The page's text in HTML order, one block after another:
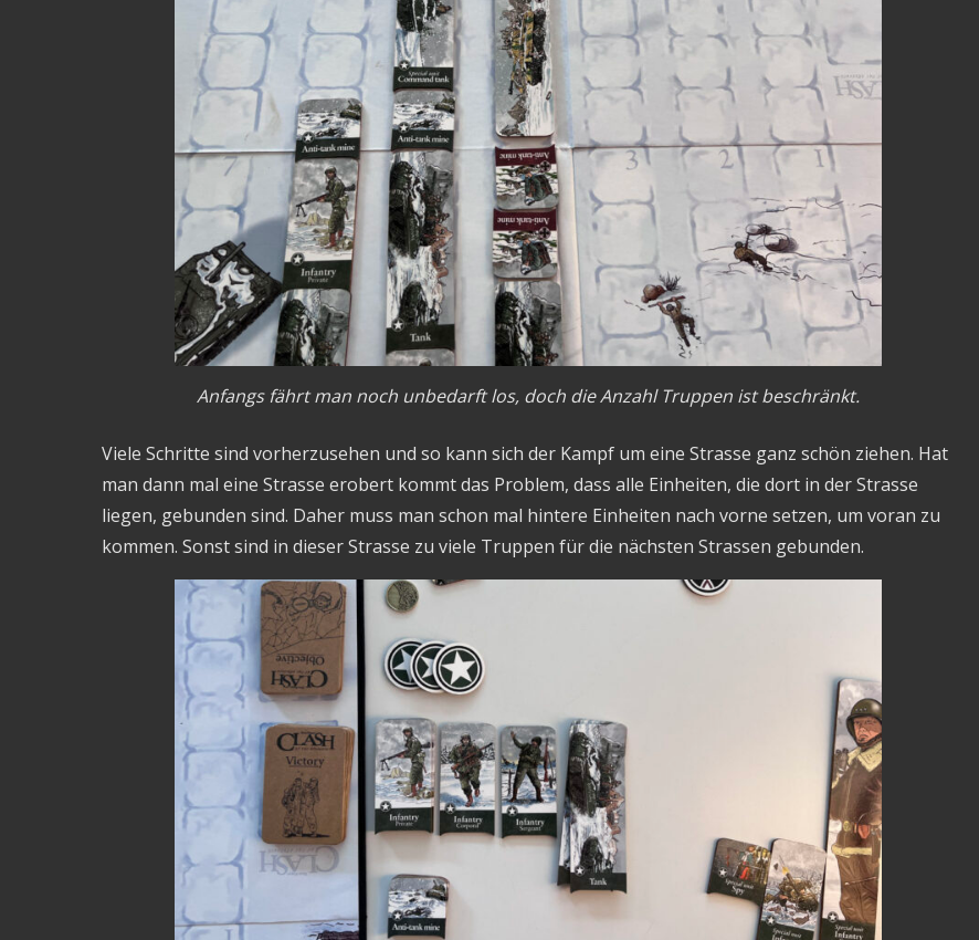
Anfangs fährt man noch unbedarft los, doch die Anzahl Truppen ist beschränkt.
Viele Schritte sind vorherzusehen und so kann sich der Kampf um eine Strasse ganz schön ziehen. Hat
man dann mal eine Strasse erobert kommt das Problem, dass alle Einheiten, die dort in der Strasse
liegen, gebunden sind. Daher muss man schon mal hintere Einheiten nach vorne setzen, um voran zu
kommen. Sonst sind in dieser Strasse zu viele Truppen für die nächsten Strassen gebunden.